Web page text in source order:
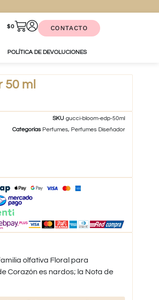
$0 CONTACTO
POLÍTICA DE DEVOLUCIONES
50 ml
SKUgucci-bloom-edp-50ml
Categorías Perfumes, Perfumes Diseñador
olfativa Floral para
Corazón es nardos; la Nota de